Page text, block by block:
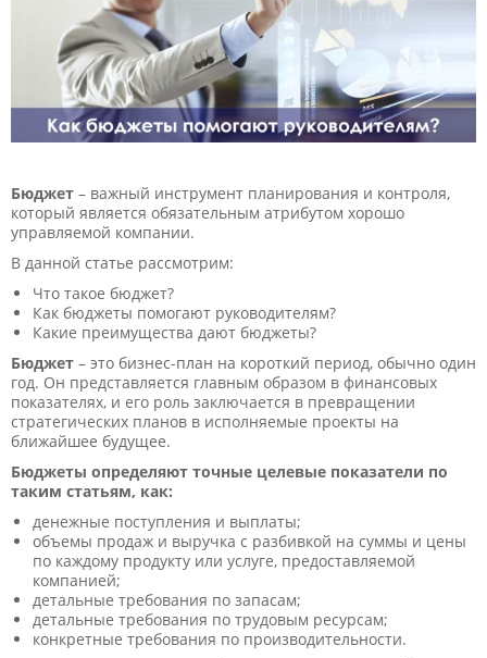
Бюджет – важный инструмент планирования и контроля,
который является обязательным атрибутом хорошо
управляемой компании.
В данной статье рассмотрим:
Что такое бюджет?
Как бюджеты помогают руководителям?
Какие преимущества дают бюджеты?
Бюджет – это бизнес-план на короткий период, обычно один
год. Он представляется главным образом в финансовых
показателях, и его роль заключается в превращении
стратегических планов в исполняемые проекты на
ближайшее будущее.
Бюджеты определяют точные целевые показатели по
таким статьям, как:
денежные поступления и выплаты;
объемы продаж и выручка с разбивкой на суммы и цены
по каждому продукту или услуге, предоставляемой
компанией;
детальные требования по запасам;
детальные требования по трудовым ресурсам;
конкретные требования по производительности.